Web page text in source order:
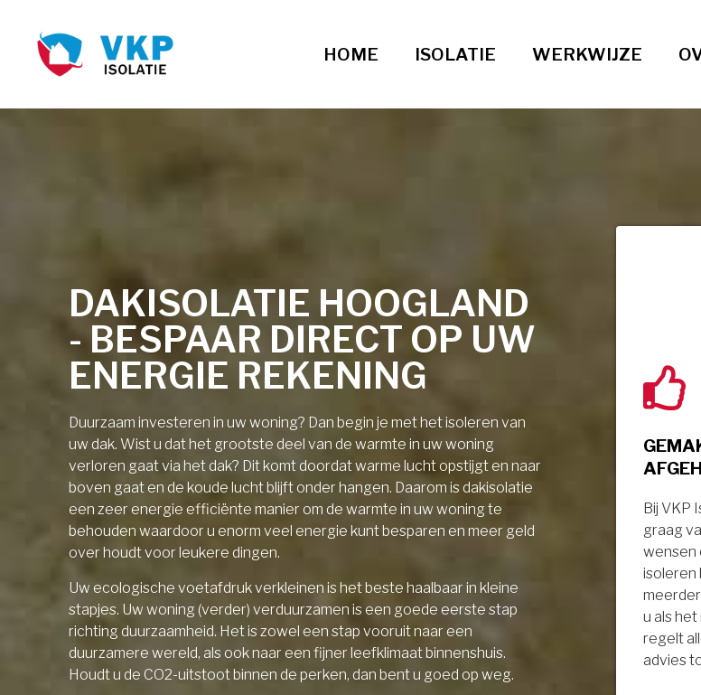
HOME ISOLATIE WERKWIJZE
DAKISOLATIE HOOGLAND
- BESPAAR DIRECT OP UW
ENERGIE REKENING
Duurzaam investeren in uw woning? Dan begin je met het isoleren van
uw dak. Wist u dat het grootste deel van de warmte in uw woning
verloren gaat via het dak? Dit komt doordat warme lucht opstijgt en naar
boven gaat en de koude lucht blijft onder hangen. Daarom is dakisolatie
een zeer energie efficiënte manier om de warmte in uw woning te
behouden waardoor u enorm veel energie kunt besparen en meer geld
over houdt voor leukere dingen.
Uw ecologische voetafdruk verkleinen is het beste haalbaar in kleine
stapjes. Uw woning (verder) verduurzamen is een goede eerste stap
richting duurzaamheid. Het is zowel een stap vooruit naar een
duurzamere wereld, als ook naar een fijner leefklimaat binnenshuis.
Houdt u de CO2-uitstoot binnen de perken, dan bent u goed op weg.
Bij VKP
graag
wensen
isoleren
u als het
regelt
advies